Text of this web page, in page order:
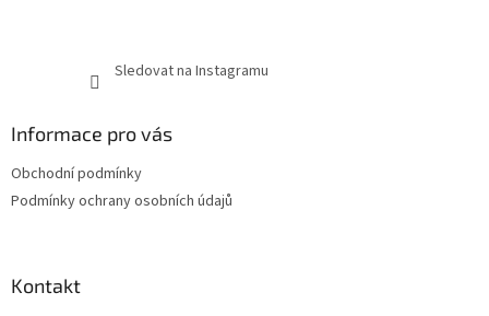
Sledovat na Instagramu
Informace pro vás
Obchodní podmínky
Podmínky ochrany osobních údajů
Kontakt